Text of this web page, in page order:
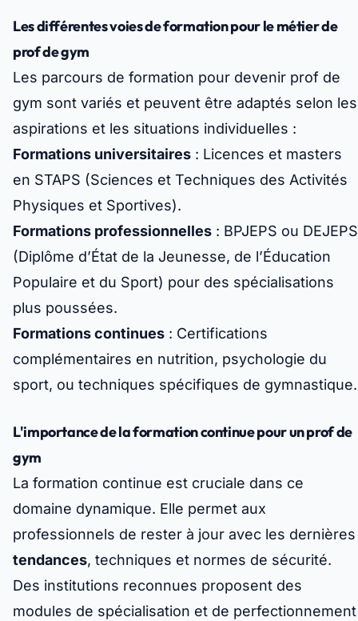
Les différentes voies de formation pour le métier de
prof de gym
Les parcours de formation pour devenir prof de
gym sont variés et peuvent être adaptés selon les
aspirations et les situations individuelles :
Formations universitaires : Licences et masters
en STAPS (Sciences et Techniques des Activités
Physiques et Sportives).
Formations professionnelles : BPJEPS ou DEJEPS
(Diplôme d’État de la Jeunesse, de l’Éducation
Populaire et du Sport) pour des spécialisations
plus poussées.
Formations continues : Certifications
complémentaires en nutrition, psychologie du
sport, ou techniques spécifiques de gymnastique.
L'importance de la formation continue pour un prof de
gym
La formation continue est cruciale dans ce
domaine dynamique. Elle permet aux
professionnels de rester à jour avec les dernières
tendances, techniques et normes de sécurité.
Des institutions reconnues proposent des
modules de spécialisation et de perfectionnement